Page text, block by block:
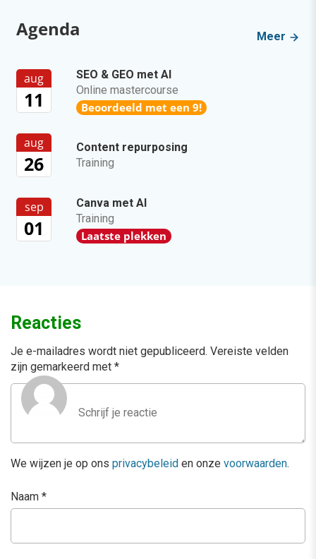
Agenda Meer
aug
11
SEO & GEO met AI
Online mastercourse
Beoordeeld met een 9!
aug
26
Content repurposing
Training
sep
01
Canva met AI
Training
Laatste plekken
Reacties
Je e-mailadres wordt niet gepubliceerd. Vereiste velden
zijn gemarkeerd met *
We wijzen je op ons privacybeleid en onze voorwaarden.
Naam *